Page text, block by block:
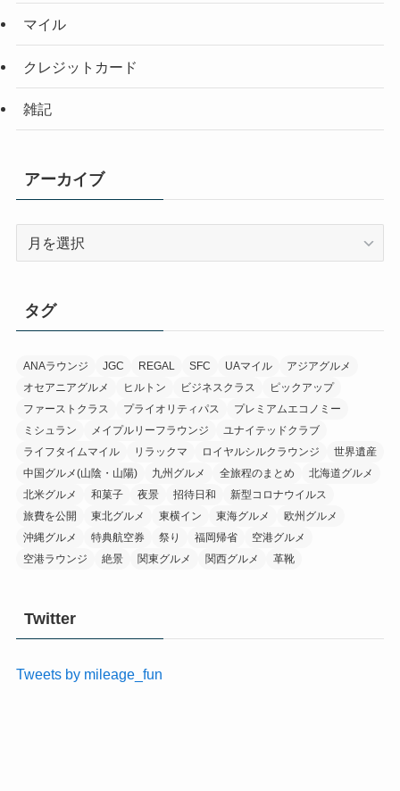
マイル
クレジットカード
雑記
アーカイブ
ブ
タグ
ANAラウンジ JGC REGAL SFC UAマイル
アジアグルメ
オセアニアグルメ
ヒルトン ビジネスクラス
ピックアップ
ファーストクラス
プライオリティパス
プレミアムエコノミー
ミシュラン
メイプルリーフラウンジ
ユナイテッドクラブ
ライフタイムマイル
リラックマ ロイヤルシルクラウンジ
世界遺産
中国グルメ(山陰・山陽)
九州グルメ 全旅程のまとめ
北海道グルメ
北米グルメ
和菓子 夜景 招待日和
新型コロナウイルス
旅費を公開
東北グルメ 東横イン 東海グルメ
欧州グルメ
沖縄グルメ
特典航空券 祭り 福岡帰省
空港グルメ
空港ラウンジ
絶景 関東グルメ 関西グルメ 革靴
Twitter
Tweets by mileage_fun